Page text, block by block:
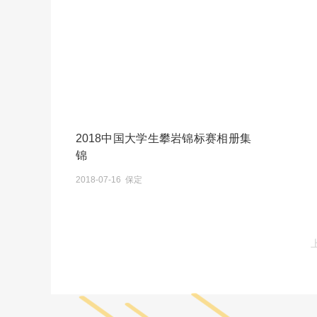
2018中国大学生攀岩锦标赛相册集
锦
2018-07-16 保定